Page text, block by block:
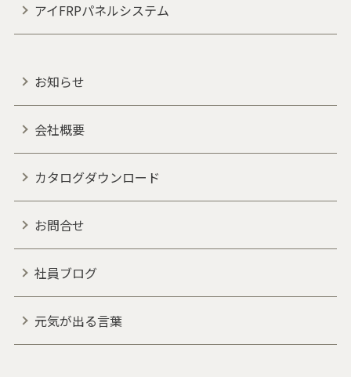
アイFRPパネルシステム
お知らせ
会社概要
カタログダウンロード
お問合せ
社員ブログ
元気が出る言葉